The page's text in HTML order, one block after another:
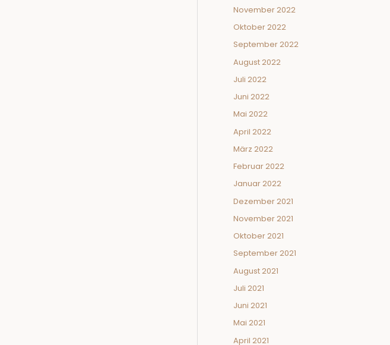
November 2022
Oktober 2022
September 2022
August 2022
Juli 2022
Juni 2022
Mai 2022
April 2022
März 2022
Februar 2022
Januar 2022
Dezember 2021
November 2021
Oktober 2021
September 2021
August 2021
Juli 2021
Juni 2021
Mai 2021
April 2021